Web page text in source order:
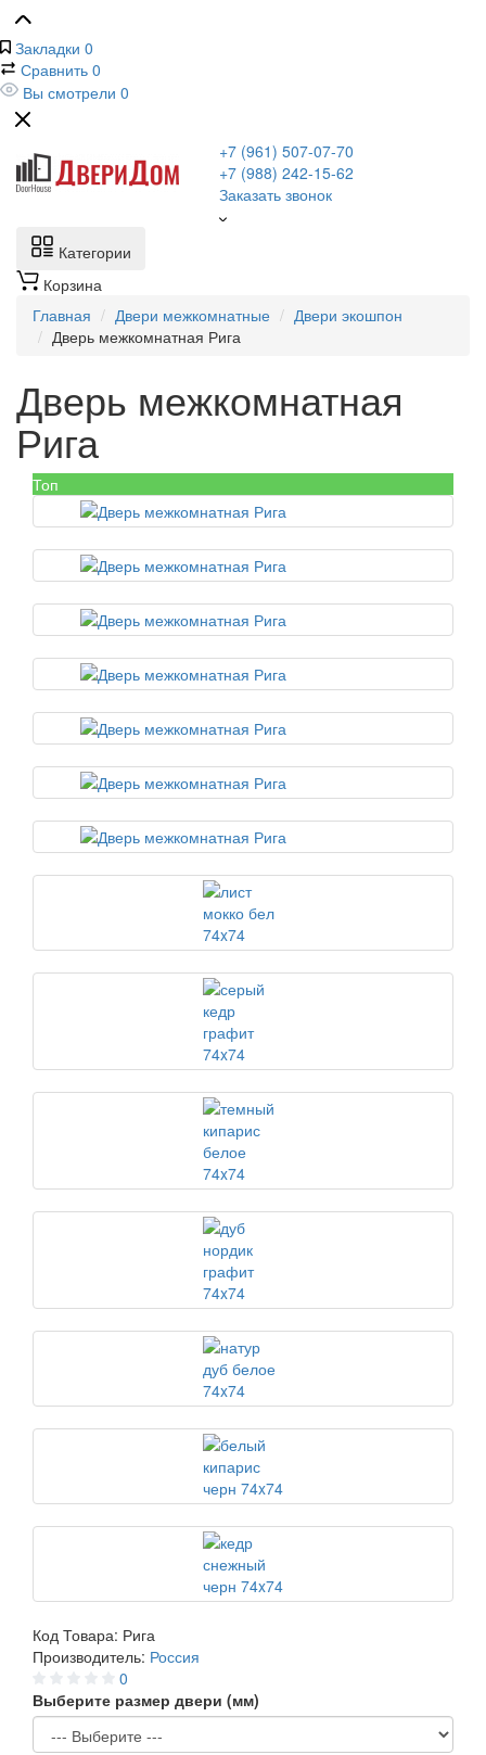
Закладки 0
Сравнить 0
Вы смотрели 0
+7 (961) 507-07-70
+7 (988) 242-15-62
Заказать звонок
Категории
Корзина
Главная
Двери межкомнатные
Двери экошпон
Дверь межкомнатная Рига
Дверь межкомнатная
Рига
Топ
Код Товара: Рига
Производитель: Россия
0
Выберите размер двери (мм)